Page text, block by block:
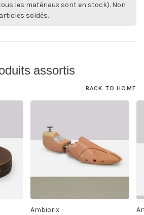
les matériaux sont en stock). Non
soldés.
assortis
BACK TO HOME
Ambiorix